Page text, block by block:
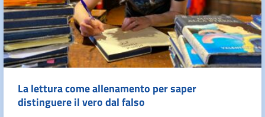
La lettura come allenamento per saper
distinguere il vero dal falso